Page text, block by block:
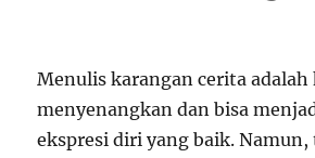
Menulis karangan cerita
menyenangkan dan bisa
ekspresi diri yang baik. Namun,